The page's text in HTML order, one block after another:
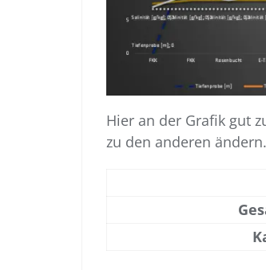
Hier an der Grafik gut
zu den anderen ändern.